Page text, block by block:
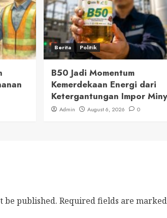
Berita Politik
B50 Jadi Momentum
Kemerdekaan Energi dari
Ketergantungan Impor
Admin August 6, 2026 0
be published. Required fields are marked